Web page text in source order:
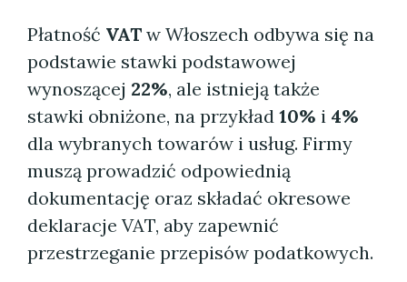
Płatność VAT w Włoszech odbywa się na
podstawie stawki podstawowej
wynoszącej 22%, ale istnieją także
stawki obniżone, na przykład 10% i 4%
dla wybranych towarów i usług. Firmy
muszą prowadzić odpowiednią
dokumentację oraz składać okresowe
deklaracje VAT, aby zapewnić
przestrzeganie przepisów podatkowych.